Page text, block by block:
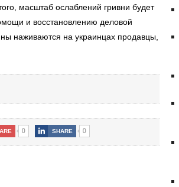
масштаб ослаблений гривни будет
и восстановлению деловой
наживаются на украинцах продавцы,
0 SHARE 0